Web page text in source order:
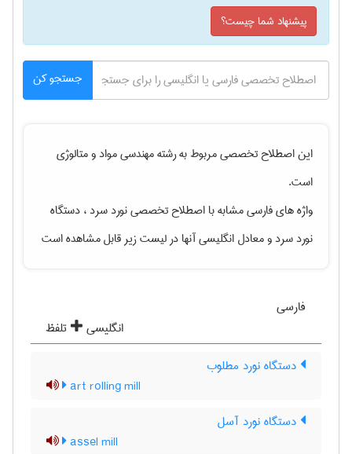
پیشنهاد شما چیست؟
جستجو کن
این اصطلاح تخصصی مربوط به رشتهمهندسی مواد و متالوژی
است.
واژه های فارسی مشابه با اصطلاح تخصصینورد سرد ، دستگاه
نورد سردو معادل انگلیسی آنها در لیست زیر قابل مشاهده است
فارسی
انگلیسی
تلفظ
دستگاه نورد مطلوب
art rolling mill
دستگاه نورد آسل
assel mill